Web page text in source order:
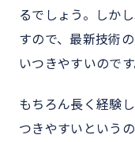
るでしょう。しか
すので、最新技術
いつきやすいのです
もちろん長く経験
つきやすいという